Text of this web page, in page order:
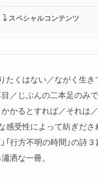
スペシャルコンテンツ
たくはない／ながく生き
／じぶんの二本足のみ
かるとすれば／それは
感受性によって紡ぎださ
「行方不明の時間」の詩
洒な一冊。